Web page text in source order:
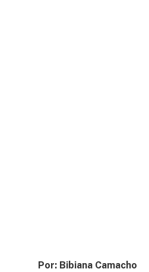
Por: Bibiana Camacho